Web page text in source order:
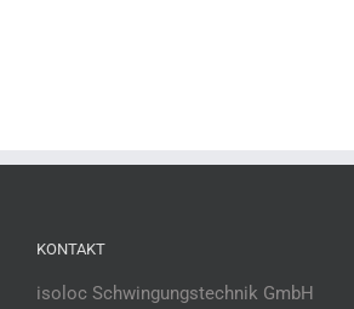
KONTAKT
isoloc Schwingungstechnik GmbH